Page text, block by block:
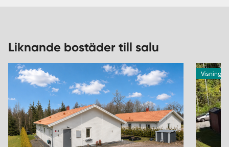
Liknande bostäder till salu
Visning